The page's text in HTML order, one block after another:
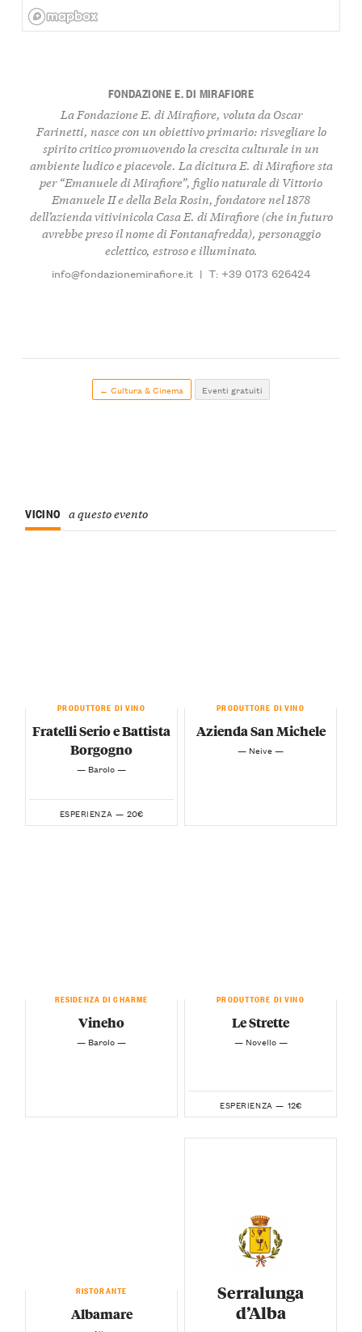
FONDAZIONE E. DI MIRAFIORE
La Fondazione E. di Mirafiore, voluta da Oscar
Farinetti, nasce con un obiettivo primario: risvegliare lo
spirito critico promuovendo la crescita culturale in un
ambiente ludico e piacevole. La dicitura E. di Mirafiore sta
per “Emanuele di Mirafiore”, figlio naturale di Vittorio
Emanuele II e della Bela Rosin, fondatore nel 1878
dell’azienda vitivinicola Casa E. di Mirafiore (che in futuro
avrebbe preso il nome di Fontanafredda), personaggio
eclettico, estroso e illuminato.
info@fondazionemirafiore.it | T: +39 0173 626424
← Cultura & Cinema Eventi gratuiti
VICINO a questo evento
PRODUTTORE DI VINO
Fratelli Serio e Battista
Borgogno
— Barolo —
ESPERIENZA — 20€
PRODUTTORE DI VINO
Azienda San Michele
— Neive —
RESIDENZA DI CHARME
Vineho
— Barolo —
PRODUTTORE DI VINO
Le Strette
— Novello —
ESPERIENZA — 12€
RISTORANTE
Albamare
Serralunga
d’Alba